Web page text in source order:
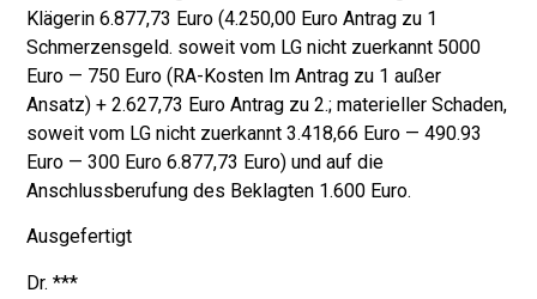
Klägerin 6.877,73 Euro (4.250,00 Euro Antrag zu 1
Schmerzensgeld. soweit vom LG nicht zuerkannt 5000
Euro — 750 Euro (RA-Kosten Im Antrag zu 1 außer
Ansatz) + 2.627,73 Euro Antrag zu 2.; materieller Schaden,
soweit vom LG nicht zuerkannt 3.418,66 Euro — 490.93
Euro — 300 Euro 6.877,73 Euro) und auf die
Anschlussberufung des Beklagten 1.600 Euro.
Ausgefertigt
Dr. ***